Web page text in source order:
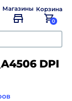
Магазины Корзина
0
DPI